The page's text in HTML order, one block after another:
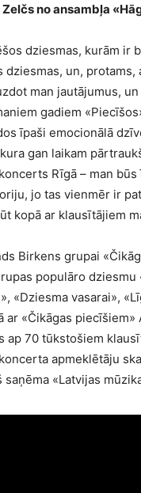
no ansambļa
dziesmas, kurām ir
dziesmas, un,
man jautājumus,
gadiem
īpaši emocionālā
gan laikam
Rīgā – man
jo tas vienmēr ir
kopā ar klausītājiem
Birkens grupai
populāro
«Dziesma vasarai»,
ar «Čikāgas
ap 70 tūkstošiem
apmeklētāju
«Latvijas